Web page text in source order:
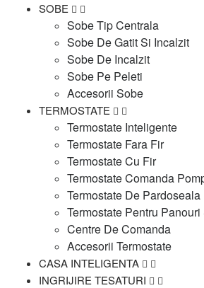
SOBE
Sobe Tip Centrala
Sobe De Gatit Si Incalzit
Sobe De Incalzit
Sobe Pe Peleti
Accesorii Sobe
TERMOSTATE
Termostate Inteligente
Termostate Fara Fir
Termostate Cu Fir
Termostate Comanda
Termostate De Pardoseala
Termostate Pentru
Centre De Comanda
Accesorii Termostate
CASA INTELIGENTA
INGRIJIRE TESATURI